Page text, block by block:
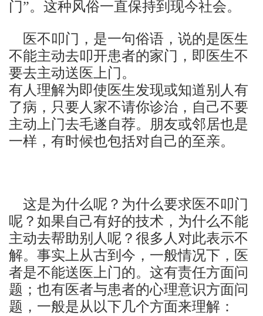
门”。这种风俗一直保持到现今社会。
医不叩门，是一句俗语，说的是医生
不能主动去叩开患者的家门，即医生不
要去主动送医上门。
有人理解为即使医生发现或知道别人有
了病，只要人家不请你诊治，自己不要
主动上门去毛遂自荐。朋友或邻居也是
一样，有时候也包括对自己的至亲。
这是为什么呢？为什么要求医不叩门
呢？如果自己有好的技术，为什么不能
主动去帮助别人呢？很多人对此表示不
解。事实上从古到今，一般情况下，医
者是不能送医上门的。这有责任方面问
题；也有医者与患者的心理意识方面问
题，一般是从以下几个方面来理解：